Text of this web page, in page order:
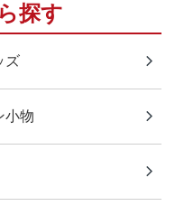
探す
ズ
小物